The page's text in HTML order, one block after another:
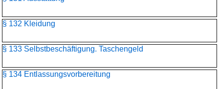
§ 132 Kleidung
§ 133 Selbstbeschäftigung. Taschengeld
§ 134 Entlassungsvorbereitung